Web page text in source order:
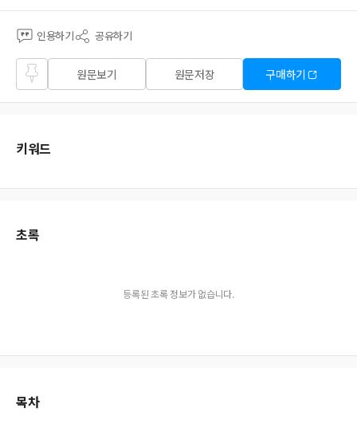
인용하기 공유하기
즐겨
찾기
원문보기 원문저장 구매하기
키워드
초록
등록된 초록 정보가 없습니다.
목차